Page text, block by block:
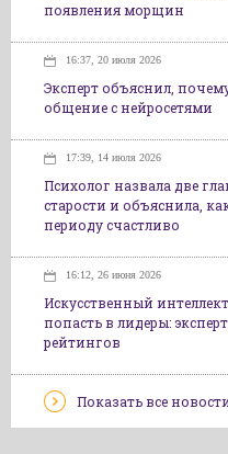
появления морщин
16:37, 20 июля 2026
Эксперт объяснил,
общение с нейросетями
17:39, 14 июля 2026
Психолог назвала две
старости и объяснила,
периоду счастливо
16:12, 26 июня 2026
Искусственный
попасть в лидеры:
рейтингов
Показать все